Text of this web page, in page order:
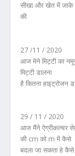
सीखा और खेत में जाके
की
27 /11 / 2020
आज मेने मिट्टी का
मिट्टी डालना
है कितना हाइट्रोजन
29 / 11 / 2020
आज मैंने ऐग्रीकल्चर
की cm को m में कैसे
बदला जा सकता हे